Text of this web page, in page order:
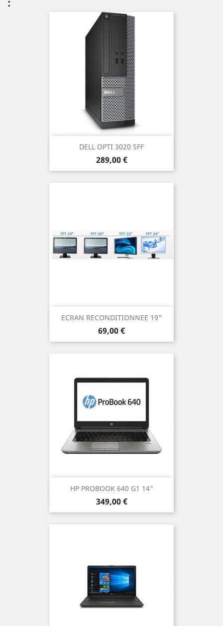
:
DELL OPTI 3020 SFF
Prix
289,00 €
ECRAN RECONDITIONNEE 19"
Prix
69,00 €
HP PROBOOK 640 G1 14"
Prix
349,00 €